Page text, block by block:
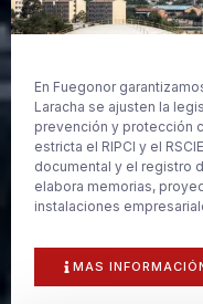
En Fuegonor
Laracha se ajusten la
prevención y protección
estricta el RIPCI y el
documental y el registro
elabora memorias,
instalaciones
MAS